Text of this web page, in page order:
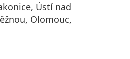
Ústí nad
Olomouc,